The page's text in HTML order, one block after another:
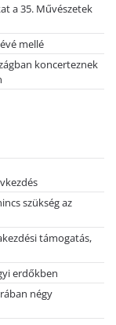
a 35. Művészetek
mellé
koncerteznek
szükség az
támogatás,
erdőkben
négy